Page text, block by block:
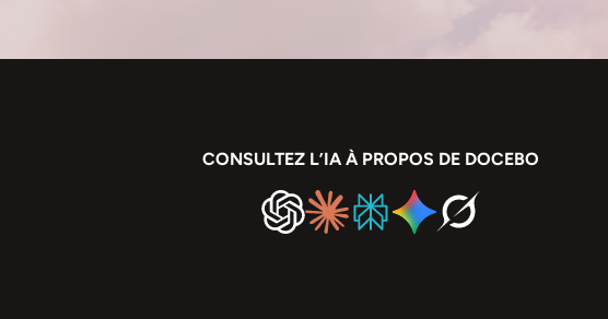
CONSULTEZ L’IA À PROPOS DE DOCEBO